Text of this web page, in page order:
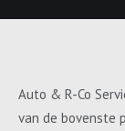
Auto & R-Co
van de bovenste